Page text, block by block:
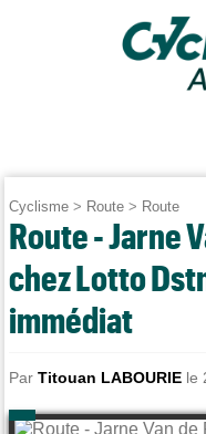
Cyclisme > Route > Route
Route - Jarne
chez Lotto
immédiat
ParTitouan LABOURIE le